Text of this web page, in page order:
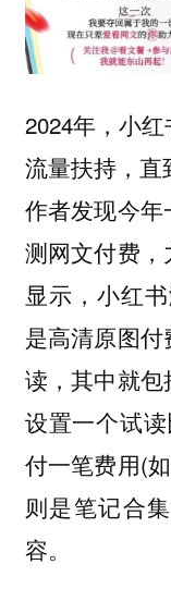
2024年，小红
流量扶持，直
作者发现今
测网文付费
显示，小红
是高清原图
读，其中就
设置一个试
付一笔费用(
则是笔记合
容。